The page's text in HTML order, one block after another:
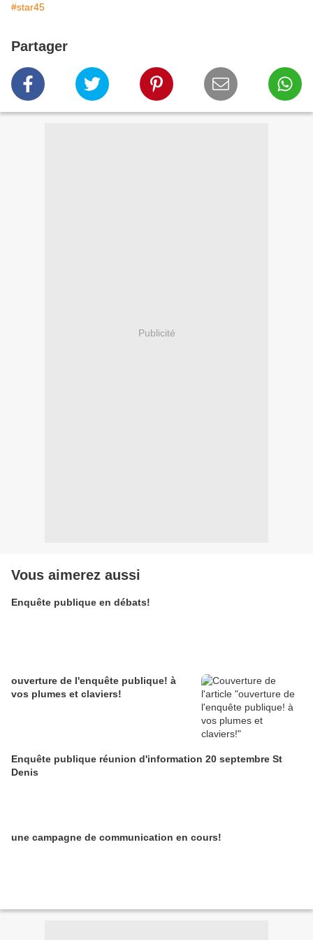
#star45
Partager
Publicité
Vous aimerez aussi
Enquête publique en débats!
ouverture de l'enquête publique! à
vos plumes et claviers!
Enquête publique réunion d'information 20 septembre St
Denis
une campagne de communication en cours!